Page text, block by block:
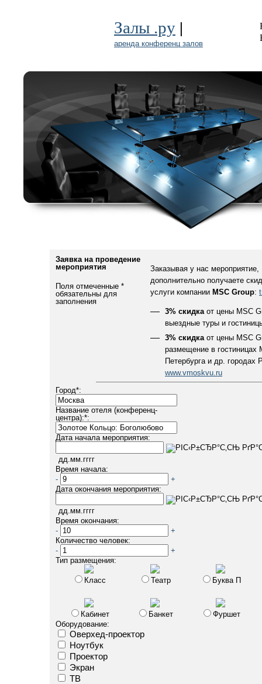
Залы .ру |
аренда конференц залов
Заказывая у нас
дополнительно получаете
услуги компании MSC Group:
3% скидкаот цены MSC
выездные туры и
3% скидкаот цены MSC
размещение в гостиницах
Петербурга и др. городах
www.vmoskvu.ru
Заявка на проведение
мероприятия
Поля отмеченные *
обязательны для
заполнения
Город*:
Название отеля (конференц-
центра):*:
Дата начала мероприятия:
дд.мм.гггг
Время начала:
-
+
Дата окончания мероприятия:
дд.мм.гггг
Время окончания:
-
+
Количество человек:
-
+
Тип размещения:
Класс Театр Буква П
Кабинет Банкет
Фуршет
Оборудование:
Оверхед-проектор
Ноутбук
Проектор
Экран
ТВ